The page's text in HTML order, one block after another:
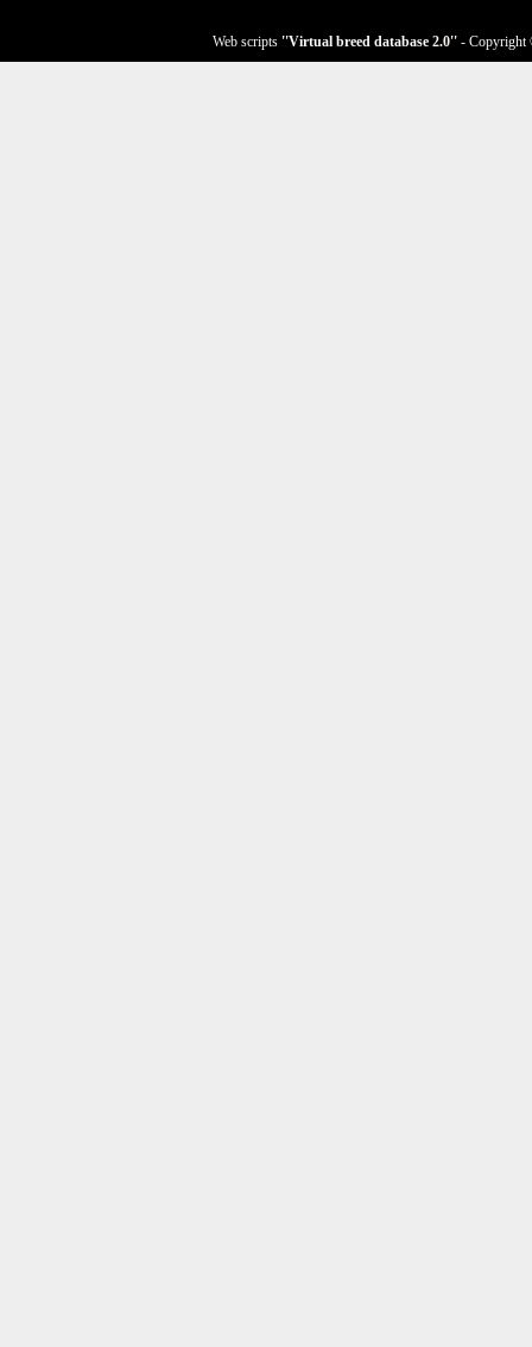
Web scripts ''Virtual breed database 2.0'' - Copyright